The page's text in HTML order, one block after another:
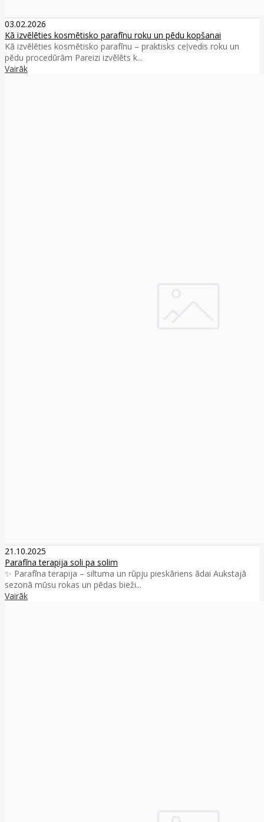
03.02.2026
Kā izvēlēties kosmētisko parafīnu roku un pēdu kopšanai
Kā izvēlēties kosmētisko parafīnu – praktisks ceļvedis roku un
pēdu procedūrām Pareizi izvēlēts k...
Vairāk
21.10.2025
Parafīna terapija soli pa solim
✨ Parafīna terapija – siltuma un rūpju pieskāriens ādai Aukstajā
sezonā mūsu rokas un pēdas bieži...
Vairāk